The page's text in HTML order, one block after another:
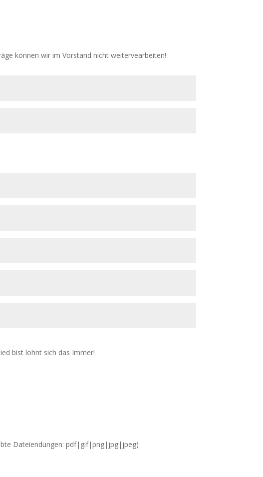
können wir im Vorstand nicht weitervearbeiten!
bist lohnt sich das Immer!
Dateiendungen: pdf|gif|png|jpg|jpeg)